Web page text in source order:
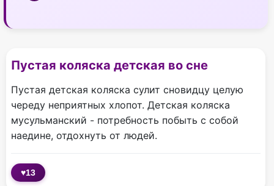
Пустая коляска детская во сне
Пустая детская коляска сулит сновидцу целую
череду неприятных хлопот. Детская коляска
мусульманский - потребность побыть с собой
наедине, отдохнуть от людей.
♥13